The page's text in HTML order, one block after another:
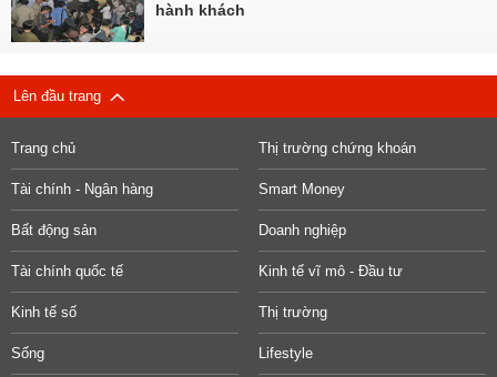
hành khách
Lên đầu trang
Trang chủ Thị trường chứng khoán
Tài chính - Ngân hàng Smart Money
Bất động sản Doanh nghiệp
Tài chính quốc tế Kinh tế vĩ mô - Đầu tư
Kinh tế số Thị trường
Sống Lifestyle